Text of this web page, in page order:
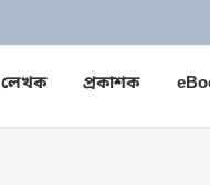
লেখক প্রকাশক